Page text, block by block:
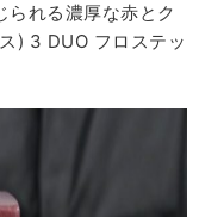
られる濃厚な赤とク
) 3 DUO フロステッ